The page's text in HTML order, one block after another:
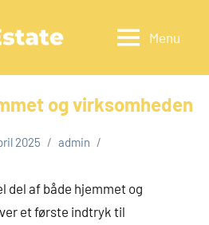
Menu
og virksomheden
2025 admin
del af både hjemmet og
et første indtryk til